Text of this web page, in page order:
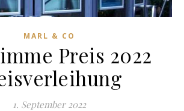
MARL & CO
Preis 2022
1. September 2022